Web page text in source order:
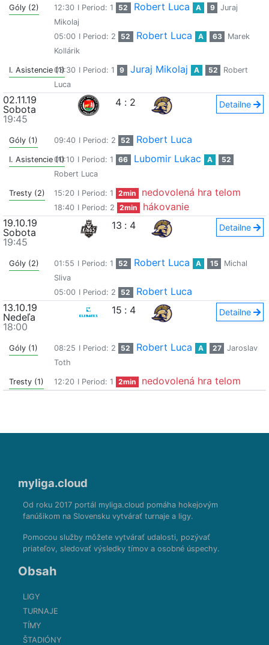
Góly (2) 12:30 I Period: 1 52 Robert Luca A 9
Juraj
Mikolaj
05:00 I Period: 2 52 Robert Luca A 63
Marek
Kollárik
I. Asistencie (1)03:30 I Period: 1 9 Juraj Mikolaj A 52
Robert
Luca
02.11.19
Sobota
19:45
4 : 2 Detailne
Góly (1) 09:40 I Period: 2 52 Robert Luca
I. Asistencie (1)00:10 I Period: 1 66 Lubomir Lukac A
52
Robert Luca
Tresty (2) 15:20 I Period: 1 2min nedovolená hra telom
18:40 I Period: 2 2min
hákovanie
19.10.19
Sobota
19:45
13 : 4 Detailne
Góly (2) 01:55 I Period: 1 52 Robert Luca A 15
Michal
Sliva
05:00 I Period: 2 52
Robert Luca
13.10.19
Nedeľa
18:00
15 : 4 Detailne
Góly (1) 08:25 I Period: 2 52 Robert Luca A 27
Jaroslav
Toth
Tresty (1) 12:20 I Period: 1 2min nedovolená hra telom
myliga.cloud
Od roku 2017 portál myliga.cloud pomáha hokejovým
fanúšikom na Slovensku vytvárať turnaje a ligy.
Pomocou služby môžete vytvárať udalosti, pozývať
priateľov, sledovať výsledky tímov a osobné úspechy.
Obsah
LIGY
TURNAJE
TÍMY
ŠTADIÓNY